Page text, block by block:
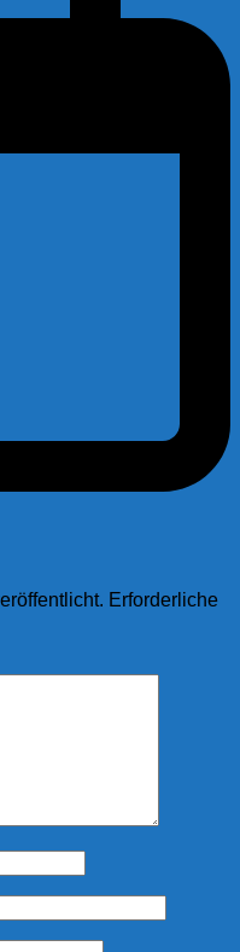
Erforderliche